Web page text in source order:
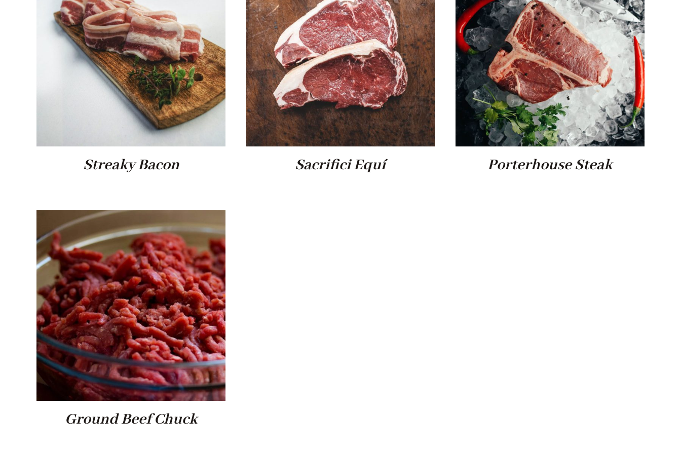
Streaky Bacon Sacrifici Equí Porterhouse Steak
Ground Beef Chuck